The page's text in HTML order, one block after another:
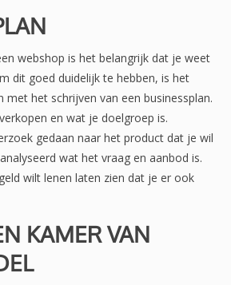
webshop is het belangrijk dat je weet
dit goed duidelijk te hebben, is het
met het schrijven van een businessplan.
en wat je doelgroep is.
gedaan naar het product dat je wil
wat het vraag en aanbod is.
wilt lenen laten zien dat je er ook
KAMER VAN